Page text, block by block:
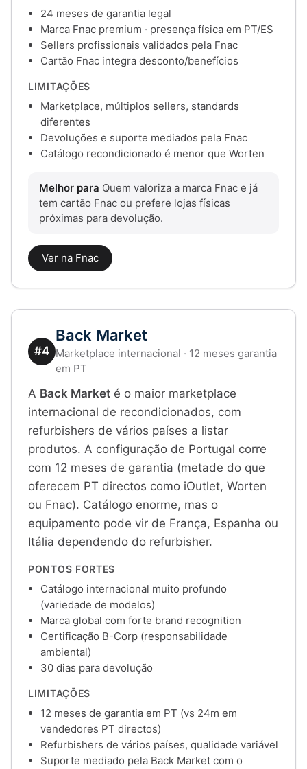
24 meses de garantia legal
Marca Fnac premium · presença física em PT/ES
Sellers profissionais validados pela Fnac
Cartão Fnac integra desconto/benefícios
LIMITAÇÕES
Marketplace, múltiplos sellers, standards
diferentes
Devoluções e suporte mediados pela Fnac
Catálogo recondicionado é menor que Worten
Melhor para Quem valoriza a marca Fnac e já
tem cartão Fnac ou prefere lojas físicas
próximas para devolução.
Ver na Fnac
#4
Back Market
Marketplace internacional · 12 meses garantia
em PT
A Back Market é o maior marketplace
internacional de recondicionados, com
refurbishers de vários países a listar
produtos. A configuração de Portugal corre
com 12 meses de garantia (metade do que
oferecem PT directos como iOutlet, Worten
ou Fnac). Catálogo enorme, mas o
equipamento pode vir de França, Espanha ou
Itália dependendo do refurbisher.
PONTOS FORTES
Catálogo internacional muito profundo
(variedade de modelos)
Marca global com forte brand recognition
Certificação B-Corp (responsabilidade
ambiental)
30 dias para devolução
LIMITAÇÕES
12 meses de garantia em PT (vs 24m em
vendedores PT directos)
Refurbishers de vários países, qualidade variável
Suporte mediado pela Back Market com o